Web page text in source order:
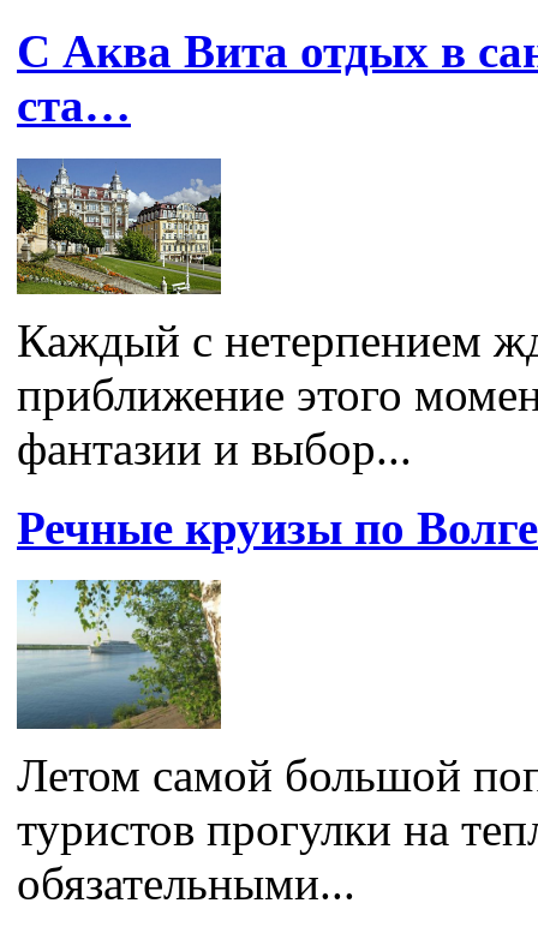
С Аква Вита отдых в
ста…
Каждый с нетерпением
приближение этого
фантазии и выбор...
Речные круизы по Волге
Летом самой большой
туристов прогулки на
обязательными...